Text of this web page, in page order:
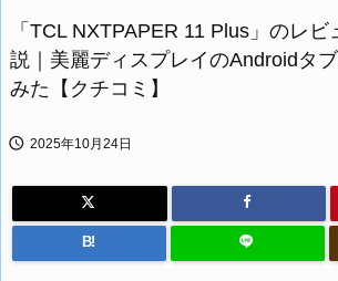
「TCL NXTPAPER 11 Plus」のレ
説｜美麗ディスプレイのAndroidタ
みた【クチコミ】
 2025年10月24日
B!